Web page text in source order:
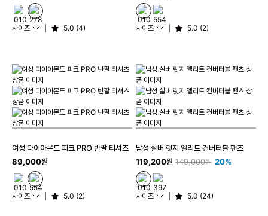
사이즈 5.0 (4) 사이즈 5.0 (2)
여성 다이아몬드 피크 PRO 반팔 티셔츠
89,000원
사이즈 5.0 (2)
남성 실버 릿지 엘리트 컨버터블 팬츠
119,200원 149,000원 20%
사이즈 5.0 (24)